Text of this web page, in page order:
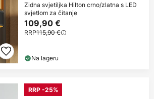
Zidna svjetiljka Hilton crno/zlatna s LED
svjetlom za čitanje
109,90 €
RRP115,90 €
Na lageru
RRP -25%